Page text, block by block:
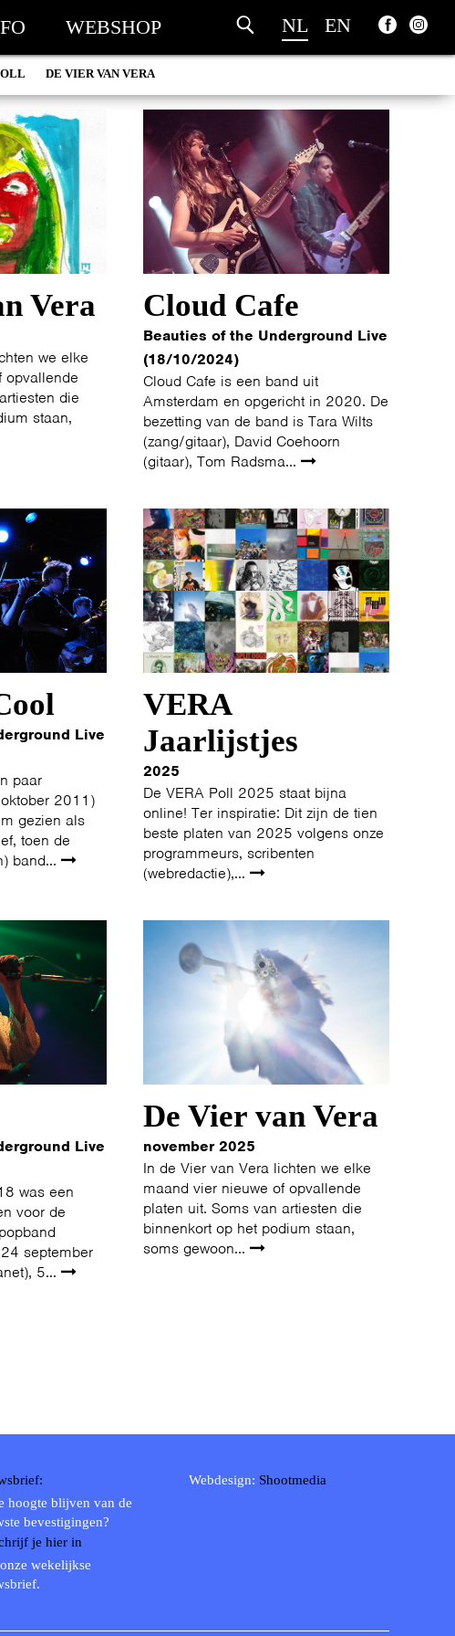
NL EN
WEBSHOP
DE VIER VAN VERA
Vera
we elke
opvallende
die
staan,
Cloud Cafe
Beauties of the Underground Live
(18/10/2024)
Cloud Cafe is een band uit
Amsterdam en opgericht in 2020. De
bezetting van de band is Tara Wilts
(zang/gitaar), David Coehoorn
(gitaar), Tom Radsma...
Live
paar
2011)
gezien als
toen de
band...
VERA
Jaarlijstjes
2025
De VERA Poll 2025 staat bijna
online! Ter inspiratie: Dit zijn de tien
beste platen van 2025 volgens onze
programmeurs, scribenten
(webredactie),...
Live
was een
voor de
september
5...
De Vier van Vera
november 2025
In de Vier van Vera lichten we elke
maand vier nieuwe of opvallende
platen uit. Soms van artiesten die
binnenkort op het podium staan,
soms gewoon...
hoogte blijven van de
bevestigingen?
je hier in
wekelijkse
Webdesign: Shootmedia